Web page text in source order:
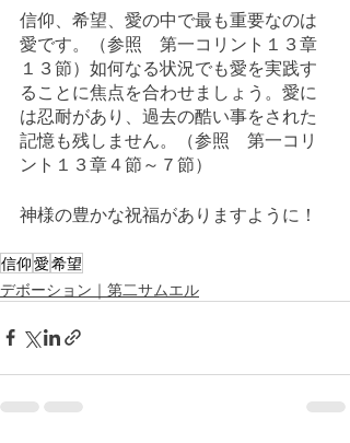
信仰、希望、愛の中で最も重要なのは
愛です。（参照　第一コリント１３章
１３節）如何なる状況でも愛を実践す
ることに焦点を合わせましょう。愛に
は忍耐があり、過去の酷い事をされた
記憶も残しません。（参照　第一コリ
ント１３章４節～７節）
神様の豊かな祝福がありますように！
信仰愛希望
デボーション｜第二サムエル